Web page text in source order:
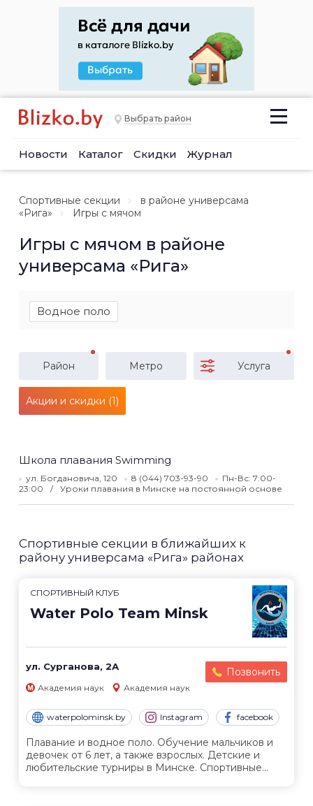
Выбрать район
Новости Каталог Скидки Журнал
Спортивные секции
в районе универсама
«Рига»
Игры с мячом
Игры с мячом в районе
универсама «Рига»
Водное поло
Район Метро Услуга
Акции и скидки (1)
Школа плавания Swimming
ул. Богдановича, 120 8 (044) 703-93-90
Пн-Вс: 7:00-
23:00
Уроки плавания в Минске на постоянной основе
Спортивные секции в ближайших к
району универсама «Рига» районах
СПОРТИВНЫЙ КЛУБ
Water Polo Team Minsk
ул. Сурганова, 2А Позвонить
Академия наук Академия наук
waterpolominsk.by Instagram facebook
Плавание и водное поло. Обучение мальчиков и
девочек от 6 лет, а также взрослых. Детские и
любительские турниры в Минске. Спортивные...